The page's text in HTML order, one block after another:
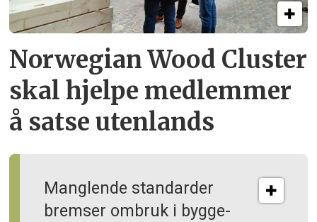
Norwegian Wood Cluster
skal hjelpe medlemmer
å satse utenlands
Manglende standarder
bremser ombruk i bygge­